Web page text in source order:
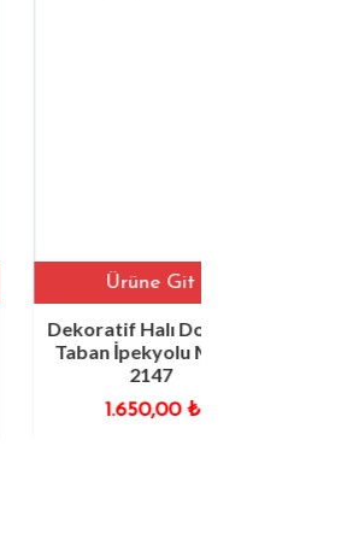
Ürüne Git
Dekoratif Halı Dokuma
Taban İpekyolu MVH-
1.650,00₺